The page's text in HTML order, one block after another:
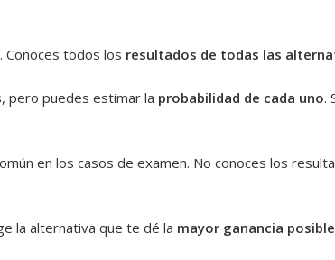
Conoces todos los resultados de todas las
pero puedes estimar la probabilidad de cada uno.
en los casos de examen. No conoces los
la alternativa que te dé la mayor ganancia posible